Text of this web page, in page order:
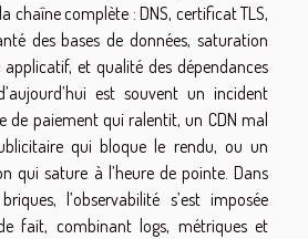
chaîne complète : DNS, certificat TLS,
des bases de données, saturation
applicatif, et qualité des dépendances
est souvent un incident
de paiement qui ralentit, un CDN mal
qui bloque le rendu, ou un
qui sature à l’heure de pointe. Dans
l’observabilité s’est imposée
fait, combinant logs, métriques et